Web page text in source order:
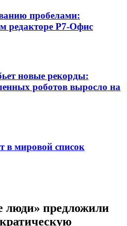
пробелами:
редакторе Р7-Офис
новые рекорды:
роботов выросло на
в мировой список
люди» предложили